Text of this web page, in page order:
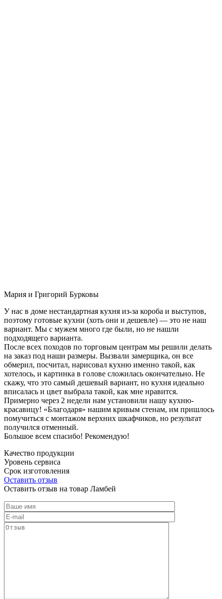
Мария и Григорий Бурковы
У нас в доме нестандартная кухня из-за короба и выступов,
поэтому готовые кухни (хоть они и дешевле) — это не наш
вариант. Мы с мужем много где были, но не нашли
подходящего варианта.
После всех походов по торговым центрам мы решили делать
на заказ под наши размеры. Вызвали замерщика, он все
обмерил, посчитал, нарисовал кухню именно такой, как
хотелось, и картинка в голове сложилась окончательно. Не
скажу, что это самый дешевый вариант, но кухня идеально
вписалась и цвет выбрала такой, как мне нравится.
Примерно через 2 недели нам установили нашу кухню-
красавицу! «Благодаря» нашим кривым стенам, им пришлось
помучиться с монтажом верхних шкафчиков, но результат
получился отменный.
Большое всем спасибо! Рекомендую!
Качество продукции
Уровень сервиса
Срок изготовления
Оставить отзыв
Оставить отзыв на товар Ламбей